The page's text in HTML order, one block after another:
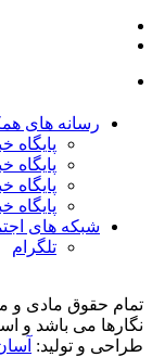
رسانه های
پایگاه
پایگاه
پایگاه
شبکه های
تلگرام
تمام حقوق مادی و
نگارها می باشد و
طراحی و تولید: